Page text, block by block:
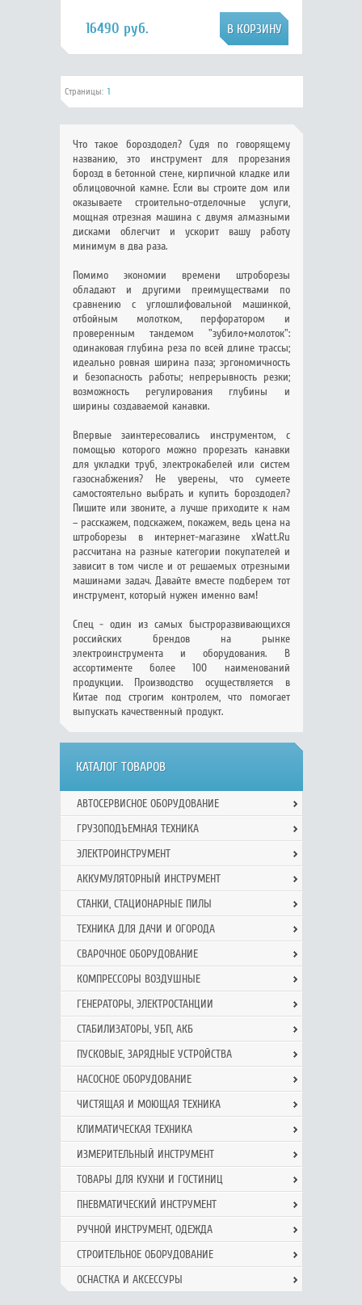
16490 руб.
Страницы: 1
Что такое бороздодел? Судя по говорящему
названию, это инструмент для прорезания
борозд в бетонной стене, кирпичной кладке или
облицовочной камне. Если вы строите дом или
оказываете строительно-отделочные услуги,
мощная отрезная машина с двумя алмазными
дисками облегчит и ускорит вашу работу
минимум в два раза.
Помимо экономии времени штроборезы
обладают и другими преимуществами по
сравнению с углошлифовальной машинкой,
отбойным молотком, перфоратором и
проверенным тандемом "зубило+молоток":
одинаковая глубина реза по всей длине трассы;
идеально ровная ширина паза; эргономичность
и безопасность работы; непрерывность резки;
возможность регулирования глубины и
ширины создаваемой канавки.
Впервые заинтересовались инструментом, с
помощью которого можно прорезать канавки
для укладки труб, электрокабелей или систем
газоснабжения? Не уверены, что сумеете
самостоятельно выбрать и купить бороздодел?
Пишите или звоните, а лучше приходите к нам
– расскажем, подскажем, покажем, ведь цена на
штроборезы в интернет-магазине xWatt.Ru
рассчитана на разные категории покупателей и
зависит в том числе и от решаемых отрезными
машинами задач. Давайте вместе подберем тот
инструмент, который нужен именно вам!
Спец - один из самых быстроразвивающихся
российских брендов на рынке
электроинструмента и оборудования. В
ассортименте более 100 наименований
продукции. Производство осуществляется в
Китае под строгим контролем, что помогает
выпускать качественный продукт.
КАТАЛОГ ТОВАРОВ
АВТОСЕРВИСНОЕ ОБОРУДОВАНИЕ
ГРУЗОПОДЪЕМНАЯ ТЕХНИКА
ЭЛЕКТРОИНСТРУМЕНТ
АККУМУЛЯТОРНЫЙ ИНСТРУМЕНТ
СТАНКИ, СТАЦИОНАРНЫЕ ПИЛЫ
ТЕХНИКА ДЛЯ ДАЧИ И ОГОРОДА
СВАРОЧНОЕ ОБОРУДОВАНИЕ
КОМПРЕССОРЫ ВОЗДУШНЫЕ
ГЕНЕРАТОРЫ, ЭЛЕКТРОСТАНЦИИ
СТАБИЛИЗАТОРЫ, УБП, АКБ
ПУСКОВЫЕ, ЗАРЯДНЫЕ УСТРОЙСТВА
НАСОСНОЕ ОБОРУДОВАНИЕ
ЧИСТЯЩАЯ И МОЮЩАЯ ТЕХНИКА
КЛИМАТИЧЕСКАЯ ТЕХНИКА
ИЗМЕРИТЕЛЬНЫЙ ИНСТРУМЕНТ
ТОВАРЫ ДЛЯ КУХНИ И ГОСТИНИЦ
ПНЕВМАТИЧЕСКИЙ ИНСТРУМЕНТ
РУЧНОЙ ИНCТРУМЕНТ, ОДЕЖДА
СТРОИТЕЛЬНОЕ ОБОРУДОВАНИЕ
ОСНАСТКА И АКСЕССУРЫ